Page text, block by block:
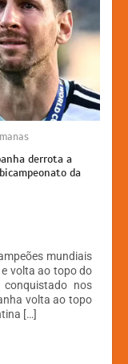
derrota a
da
mundiais
volta ao topo do
nos
volta ao topo
[…]